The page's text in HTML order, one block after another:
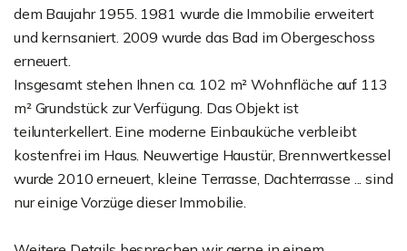
dem Baujahr 1955. 1981 wurde die Immobilie erweitert
und kernsaniert. 2009 wurde das Bad im Obergeschoss
erneuert.
Insgesamt stehen Ihnen ca. 102 m² Wohnfläche auf 113
m² Grundstück zur Verfügung. Das Objekt ist
teilunterkellert. Eine moderne Einbauküche verbleibt
kostenfrei im Haus. Neuwertige Haustür, Brennwertkessel
wurde 2010 erneuert, kleine Terrasse, Dachterrasse ... sind
nur einige Vorzüge dieser Immobilie.